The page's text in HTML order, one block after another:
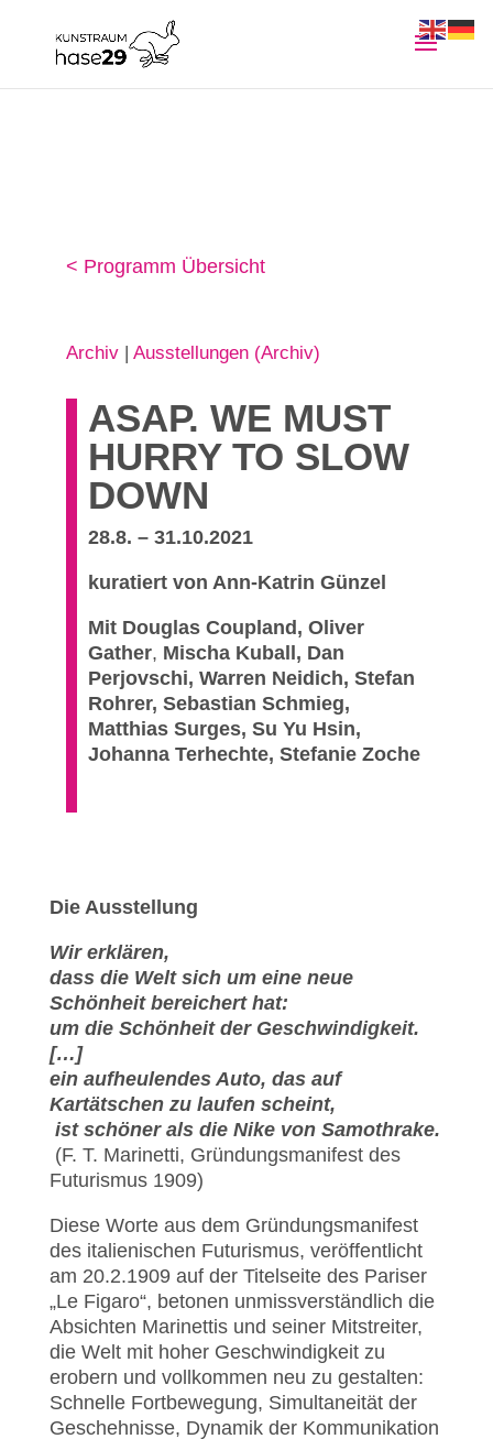
< Programm Übersicht
Archiv| Ausstellungen (Archiv)
ASAP. WE MUST
HURRY TO SLOW
DOWN
28.8. – 31.10.2021
kuratiert von Ann-Katrin Günzel
Mit Douglas Coupland, Oliver
Gather, Mischa Kuball, Dan
Perjovschi, Warren Neidich, Stefan
Rohrer, Sebastian Schmieg,
Matthias Surges, Su Yu Hsin,
Johanna Terhechte, Stefanie Zoche
Die Ausstellung
Wir erklären,
dass die Welt sich um eine neue
Schönheit bereichert hat:
um die Schönheit der Geschwindigkeit.
[…]
ein aufheulendes Auto, das auf
Kartätschen zu laufen scheint,
ist schöner als die Nike von Samothrake.
(F. T. Marinetti, Gründungsmanifest des
Futurismus 1909)
Diese Worte aus dem Gründungsmanifest
des italienischen Futurismus, veröffentlicht
am 20.2.1909 auf der Titelseite des Pariser
„Le Figaro“, betonen unmissverständlich die
Absichten Marinettis und seiner Mitstreiter,
die Welt mit hoher Geschwindigkeit zu
erobern und vollkommen neu zu gestalten:
Schnelle Fortbewegung, Simultaneität der
Geschehnisse, Dynamik der Kommunikation